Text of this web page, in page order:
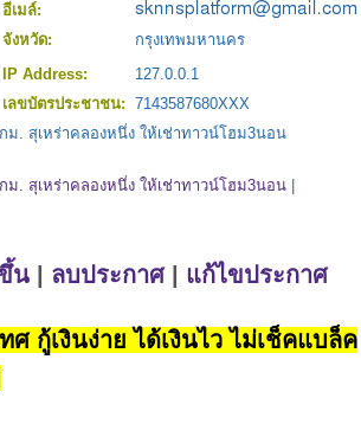
อีเมล์:
จังหวัด:
กรุงเทพมหานคร
IP Address:
127.0.0.1
เลขบัตรประชาชน: 7143587680XXX
ม. สุเหร่าคลองหนึ่ง ให้เช่าทาวน์โฮม3นอน
ม. สุเหร่าคลองหนึ่ง ให้เช่าทาวน์โฮม3นอน
น ลบประกาศ| แก้ไขประกาศ
กู้เงินง่าย ได้เงินไว ไม่เช็คแบล็ค